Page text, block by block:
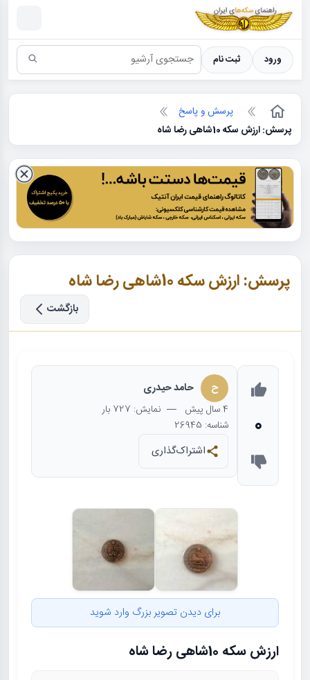
سکه ها ؛ راهنمای سکه شناسی
ورود ثبت نام
پرسش و پاسخ
پرسش: ارزش سکه 10شاهی رضا شاه
پرسش: ارزش سکه 10شاهی رضا شاه
بازگشت
0
ح حامد حیدری
4 سال پیش — نمایش: 727 بار
شناسه: 26945
اشتراک‌گذاری
برای دیدن تصویر بزرگ وارد شوید
ارزش سکه 10شاهی رضا شاه